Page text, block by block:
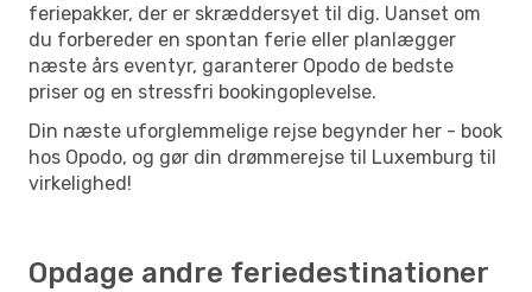
feriepakker, der er skræddersyet til dig. Uanset om
du forbereder en spontan ferie eller planlægger
næste års eventyr, garanterer Opodo de bedste
priser og en stressfri bookingoplevelse.
Din næste uforglemmelige rejse begynder her - book
hos Opodo, og gør din drømmerejse til Luxemburg til
virkelighed!
Opdage andre feriedestinationer